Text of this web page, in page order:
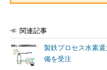
関連記事
製鉄プロセス水素
備を受注